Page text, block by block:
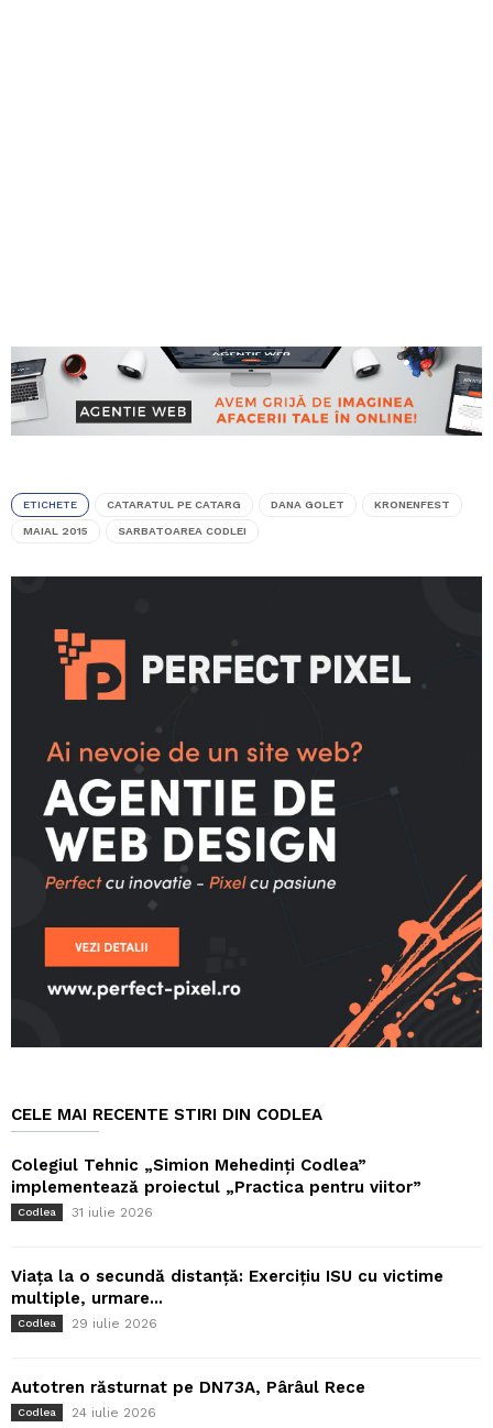
ETICHETE CATARATUL PE CATARG DANA GOLET KRONENFEST
MAIAL 2015 SARBATOAREA CODLEI
CELE MAI RECENTE STIRI DIN CODLEA
Colegiul Tehnic „Simion Mehedinți Codlea”
implementează proiectul „Practica pentru viitor”
Codlea 31 iulie 2026
Viața la o secundă distanță: Exercițiu ISU cu victime
multiple, urmare...
Codlea 29 iulie 2026
Autotren răsturnat pe DN73A, Pârâul Rece
Codlea 24 iulie 2026